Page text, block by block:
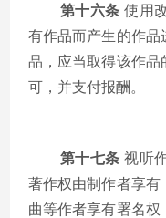
第十六条使用
有作品而产生的作品
品，应当取得该作品
可，并支付报酬。
第十七条视听
著作权由制作者享有
曲等作者享有署名权